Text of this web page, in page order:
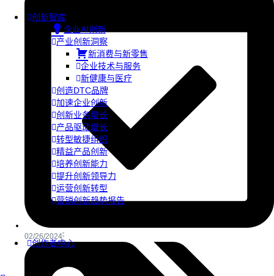
创新智库
企业AI创新
产业创新洞察
新消费与新零售
企业技术与服务
新健康与医疗
创造DTC品牌
加速企业创新
创新业务增长
产品驱动增长
转型敏捷组织
精益产品创新
培养创新能力
提升创新领导力
运营创新转型
营销创新趋势报告
创作者中心
02/26/2024